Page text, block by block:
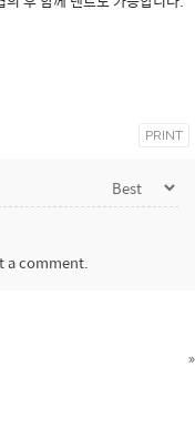
PRINT
a comment.
»